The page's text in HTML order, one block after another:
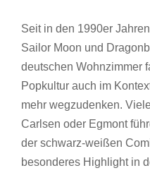
Seit in den 1990er
Sailor Moon und
deutschen Wohnzimmer
Popkultur auch im
mehr wegzudenken.
Carlsen oder Egmont
der schwarz-weißen
besonderes Highlight in